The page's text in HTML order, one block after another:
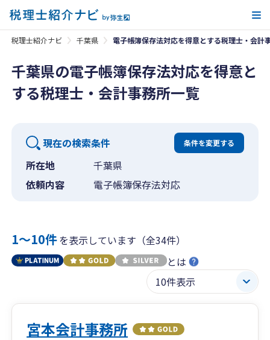
税理士紹介ナビ 千葉県 電子帳簿保存法対応を得意とする税理士・会計
千葉県の電子帳簿保存法対応を得意と
する税理士・会計事務所一覧
現在の検索条件 条件を変更する
所在地
千葉県
依頼内容
電子帳簿保存法対応
1〜10件を表示しています（全34件）
とは
宮本会計事務所